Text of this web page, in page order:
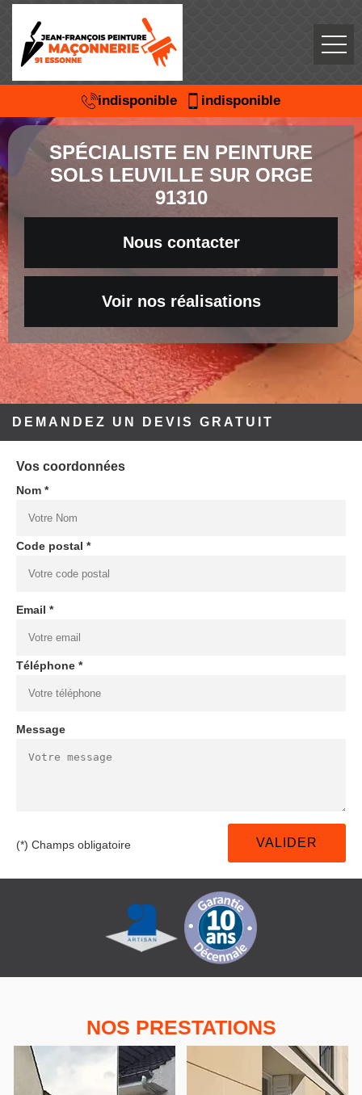
indisponible indisponible
SPÉCIALISTE EN PEINTURE
SOLS LEUVILLE SUR ORGE
91310
Nous contacter
Voir nos réalisations
DEMANDEZ UN DEVIS GRATUIT
Vos coordonnées
Nom *
Code postal *
Email *
Téléphone *
Message
(*) Champs obligatoire
NOS PRESTATIONS